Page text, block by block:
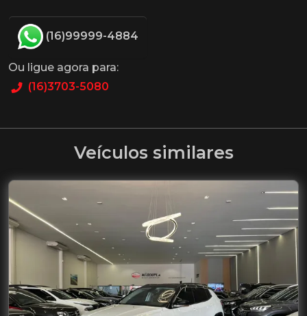
(16)99999-4884
Ou ligue agora para:
(16)3703-5080
Veículos similares